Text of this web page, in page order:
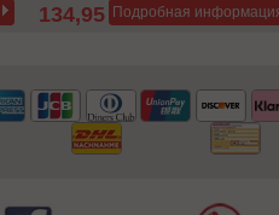
134,95 € 149,95 €
Подробная